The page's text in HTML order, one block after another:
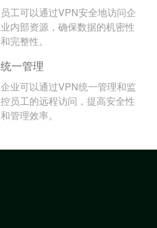
员工可以通过VPN安全地访问企
业内部资源，确保数据的机密性
和完整性。
统一管理
企业可以通过VPN统一管理和监
控员工的远程访问，提高安全性
和管理效率。